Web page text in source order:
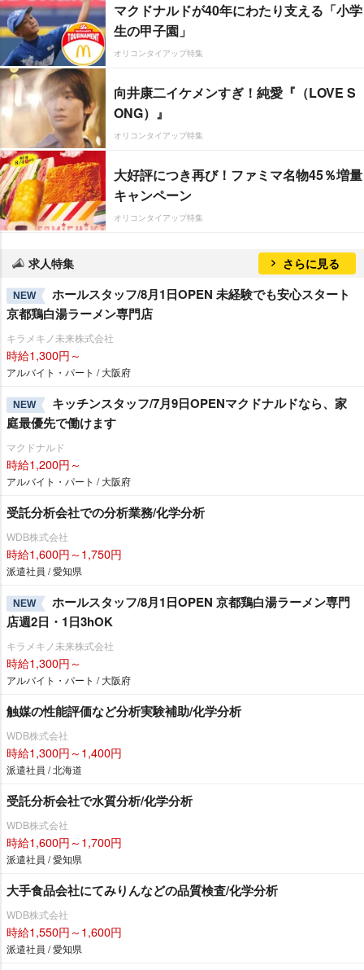
マクドナルドが40年にわたり支える「小学
生の甲子園」
オリコンタイアップ特集
向井康二イケメンすぎ！純愛『（LOVE S
ONG）』
オリコンタイアップ特集
大好評につき再び！ファミマ名物45％増量
キャンペーン
オリコンタイアップ特集
求人特集 さらに見る
NEW
ホールスタッフ/8月1日OPEN 未経験でも安心スタート
京都鶏白湯ラーメン専門店
キラメキノ未来株式会社
時給1,300円～
アルバイト・パート / 大阪府
NEW
キッチンスタッフ/7月9日OPENマクドナルドなら、家
庭最優先で働けます
マクドナルド
時給1,200円～
アルバイト・パート / 大阪府
受託分析会社での分析業務/化学分析
WDB株式会社
時給1,600円～1,750円
派遣社員 / 愛知県
NEW
ホールスタッフ/8月1日OPEN 京都鶏白湯ラーメン専門
店週2日・1日3hOK
キラメキノ未来株式会社
時給1,300円～
アルバイト・パート / 大阪府
触媒の性能評価など分析実験補助/化学分析
WDB株式会社
時給1,300円～1,400円
派遣社員 / 北海道
受託分析会社で水質分析/化学分析
WDB株式会社
時給1,600円～1,700円
派遣社員 / 愛知県
大手食品会社にてみりんなどの品質検査/化学分析
WDB株式会社
時給1,550円～1,600円
派遣社員 / 愛知県